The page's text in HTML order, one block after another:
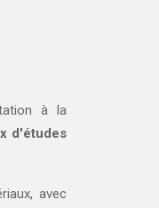
à la
d'études
avec